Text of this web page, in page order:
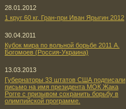
28.01.2012
1 круг 60 кг. Гран-при Иван Ярыгин 2012
30.04.2011
Кубок мира по вольной борьбе 2011 А.
Богомоев (Россия-Украина)
13.03.2013
Губернаторы 33 штатов США подписали
письмо на имя президента МОК Жака
Рогге с призывом сохранить борьбу в
олимпийской программе.